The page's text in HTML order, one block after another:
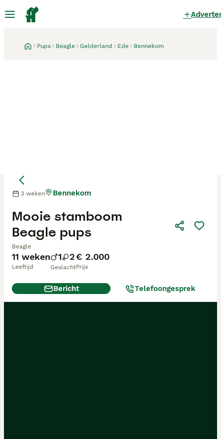
Pups Beagle Gelderland Ede Bennekom
11 weken
Leeftijd
1 2
Geslacht
€ 2.000
Prijs
Mooie stamboom
Beagle pups
Beagle
3 weken Bennekom
Bericht Telefoongesprek